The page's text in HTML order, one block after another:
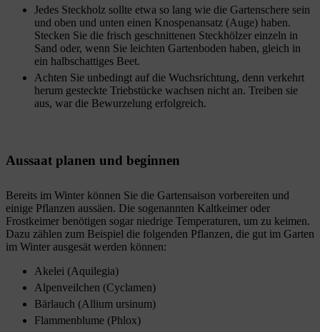
Jedes Steckholz sollte etwa so lang wie die Gartenschere sein
und oben und unten einen Knospenansatz (Auge) haben.
Stecken Sie die frisch geschnittenen Steckhölzer einzeln in
Sand oder, wenn Sie leichten Gartenboden haben, gleich in
ein halbschattiges Beet.
Achten Sie unbedingt auf die Wuchsrichtung, denn verkehrt
herum gesteckte Triebstücke wachsen nicht an. Treiben sie
aus, war die Bewurzelung erfolgreich.
Aussaat planen und beginnen
Bereits im Winter können Sie die Gartensaison vorbereiten und
einige Pflanzen aussäen. Die sogenannten Kaltkeimer oder
Frostkeimer benötigen sogar niedrige Temperaturen, um zu keimen.
Dazu zählen zum Beispiel die folgenden Pflanzen, die gut im Garten
im Winter ausgesät werden können:
Akelei (Aquilegia)
Alpenveilchen (Cyclamen)
Bärlauch (Allium ursinum)
Flammenblume (Phlox)